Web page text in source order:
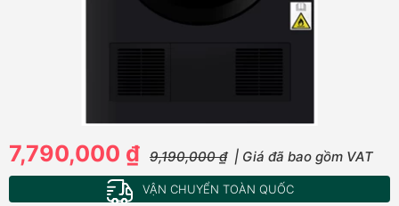
7,790,000 ₫ 9,190,000 ₫ | Giá đã bao gồm VAT
VẬN CHUYỂN TOÀN QUỐC